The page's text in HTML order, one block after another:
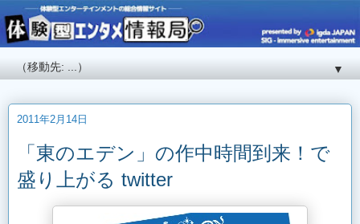
▼
2011年2月14日
「東のエデン」の作中時間到来！で
盛り上がる twitter